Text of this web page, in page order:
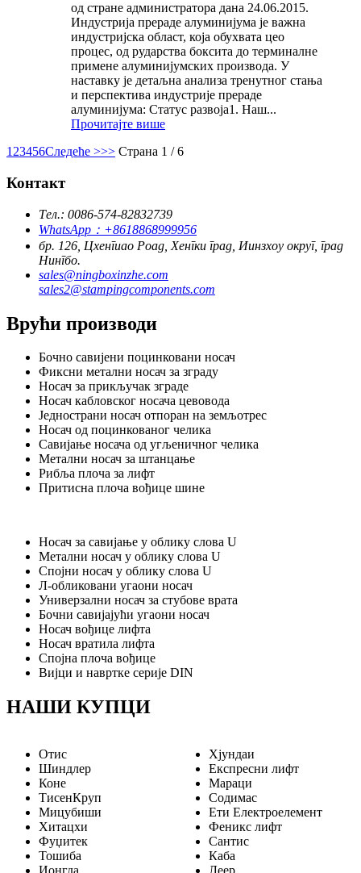
од стране администратора дана 24.06.2015.
Индустрија прераде алуминијума је важна
индустријска област, која обухвата цео
процес, од рударства боксита до терминалне
примене алуминијумских производа. У
наставку је детаљна анализа тренутног стања
и перспектива индустрије прераде
алуминијума: Статус развоја1. Наш...
Прочитајте више
1 23456Следеће >>> Страна 1 / 6
Контакт
Тел.: 0086-574-82832739
WhatsApp：+8618868999956
бр. 126, Цхенгиао Роад, Хенгки град, Иинзхоу округ, град
Нингбо.
sales@ningboxinzhe.com
sales2@stampingcomponents.com
Врући производи
Бочно савијени поцинковани носач
Фиксни метални носач за зграду
Носач за прикључак зграде
Носач кабловског носача цевовода
Једнострани носач отпоран на земљотрес
Носач од поцинкованог челика
Савијање носача од угљеничног челика
Метални носач за штанцање
Рибља плоча за лифт
Притисна плоча вођице шине
Носач за савијање у облику слова U
Метални носач у облику слова U
Спојни носач у облику слова U
Л-обликовани угаони носач
Универзални носач за стубове врата
Бочни савијајући угаони носач
Носач вођице лифта
Носач вратила лифта
Спојна плоча вођице
Вијци и навртке серије DIN
НАШИ КУПЦИ
Отис
Шиндлер
Коне
ТисенКруп
Мицубиши
Хитацхи
Фуџитек
Тошиба
Хјундаи
Експресни лифт
Мараци
Содимас
Ети Електроелемент
Феникс лифт
Сантис
Каба